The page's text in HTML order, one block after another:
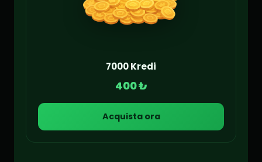
7000 Kredi
400 ₺
Acquista ora